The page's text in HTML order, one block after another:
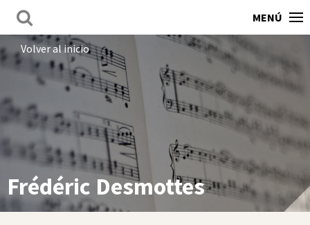
MENÚ
Volver al inicio
Frédéric Desmottes